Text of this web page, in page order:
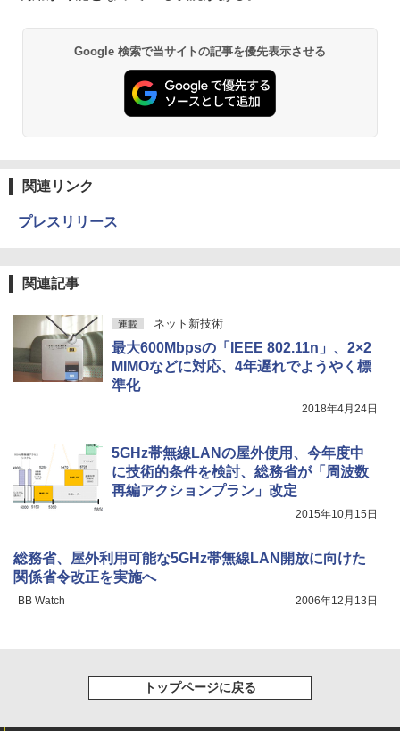
Google 検索で当サイトの記事を優先表示させる
関連リンク
プレスリリース
関連記事
連載 ネット新技術
最大600Mbpsの「IEEE 802.11n」、2×2
MIMOなどに対応、4年遅れでようやく標
準化
2018年4月24日
5GHz帯無線LANの屋外使用、今年度中
に技術的条件を検討、総務省が「周波数
再編アクションプラン」改定
2015年10月15日
総務省、屋外利用可能な5GHz帯無線LAN開放に向けた
関係省令改正を実施へ
BB Watch 2006年12月13日
トップページに戻る